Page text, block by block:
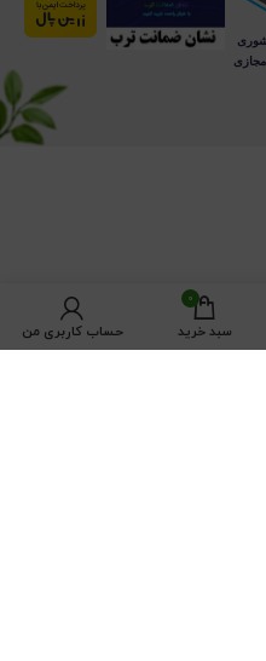
0
سبد خرید حساب کاربری من